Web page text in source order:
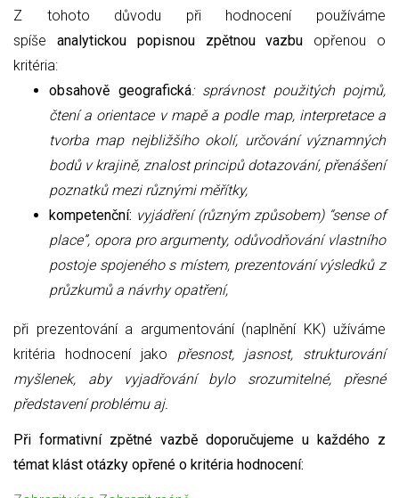
Z tohoto důvodu při hodnocení používáme
spíše analytickou popisnou zpětnou vazbu opřenou o
kritéria:
obsahově geografická: správnost použitých pojmů,
čtení a orientace v mapě a podle map, interpretace a
tvorba map nejbližšího okolí, určování významných
bodů v krajině, znalost principů dotazování, přenášení
poznatků mezi různými měřítky,
kompetenční: vyjádření (různým způsobem) “sense of
place”, opora pro argumenty, odůvodňování vlastního
postoje spojeného s místem, prezentování výsledků z
průzkumů a návrhy opatření,
při prezentování a argumentování (naplnění KK) užíváme
kritéria hodnocení jako přesnost, jasnost, strukturování
myšlenek, aby vyjadřování bylo srozumitelné, přesné
představení problému aj.
Při formativní zpětné vazbě doporučujeme u každého z
témat klást otázky opřené o kritéria hodnocení: